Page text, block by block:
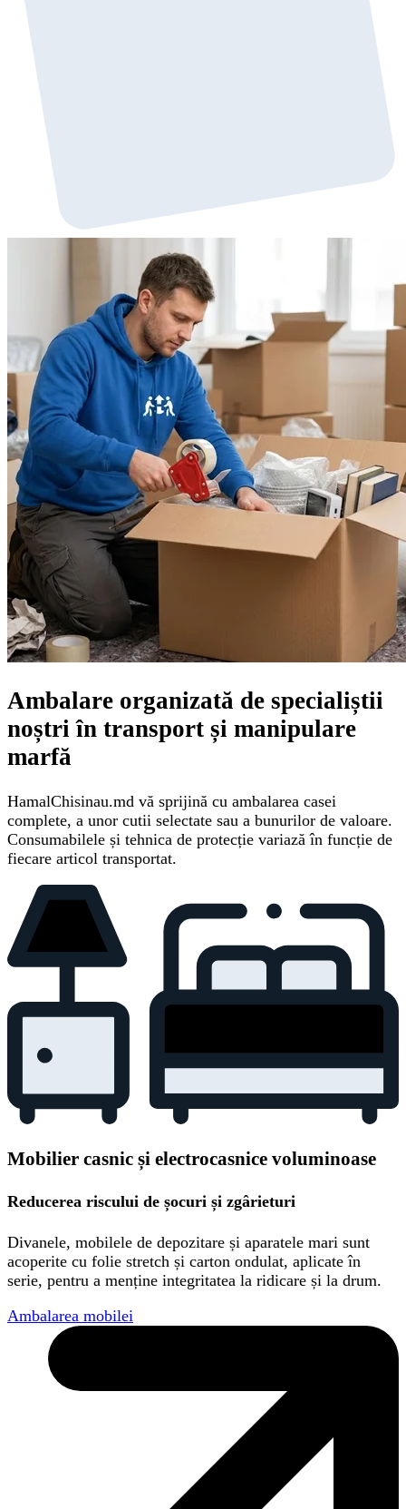
Ambalare organizată de specialiștii
noștri în transport și manipulare
marfă
HamalChisinau.md vă sprijină cu ambalarea casei
complete, a unor cutii selectate sau a bunurilor de valoare.
Consumabilele și tehnica de protecție variază în funcție de
fiecare articol transportat.
Mobilier casnic și electrocasnice voluminoase
Reducerea riscului de șocuri și zgârieturi
Divanele, mobilele de depozitare și aparatele mari sunt
acoperite cu folie stretch și carton ondulat, aplicate în
serie, pentru a menține integritatea la ridicare și la drum.
Ambalarea mobilei